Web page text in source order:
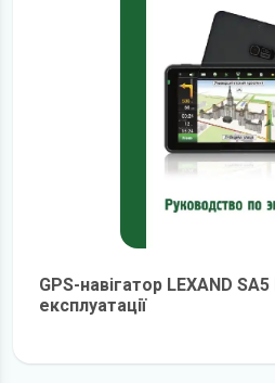
GPS-навігатор LEXAND SA5
експлуатації